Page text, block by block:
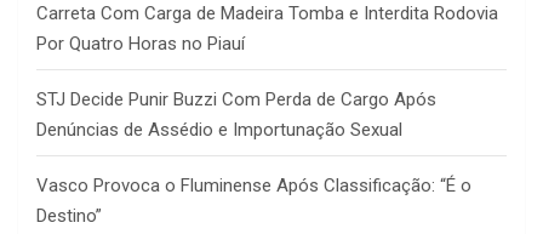
Carreta Com Carga de Madeira Tomba e Interdita Rodovia
Por Quatro Horas no Piauí
STJ Decide Punir Buzzi Com Perda de Cargo Após
Denúncias de Assédio e Importunação Sexual
Vasco Provoca o Fluminense Após Classificação: “É o
Destino”